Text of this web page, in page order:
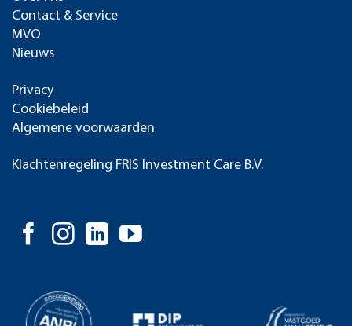
Contact & Service
MVO
Nieuws
Privacy
Cookiebeleid
Algemene voorwaarden
Klachtenregeling FRIS Investment Care B.V.